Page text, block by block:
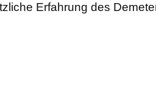
Erfahrung des